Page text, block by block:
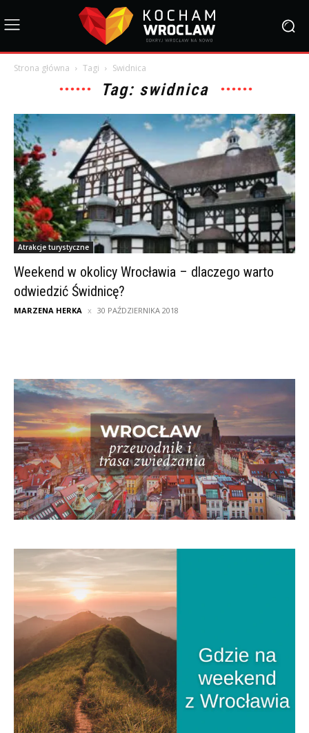
Strona główna Tagi Swidnica
Tag: swidnica
Atrakcje turystyczne
Weekend w okolicy Wrocławia – dlaczego warto
odwiedzić Świdnicę?
MARZENA HERKA 30 PAŹDZIERNIKA 2018